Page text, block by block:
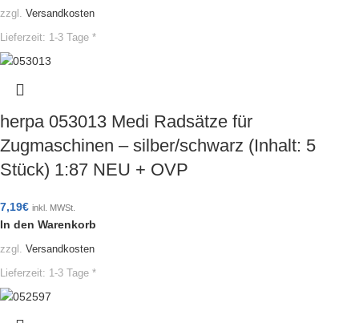
zzgl. Versandkosten
Lieferzeit: 1-3 Tage *
herpa 053013 Medi Radsätze für
Zugmaschinen – silber/schwarz (Inhalt: 5
Stück) 1:87 NEU + OVP
7,19€ inkl. MWSt.
In den Warenkorb
zzgl. Versandkosten
Lieferzeit: 1-3 Tage *